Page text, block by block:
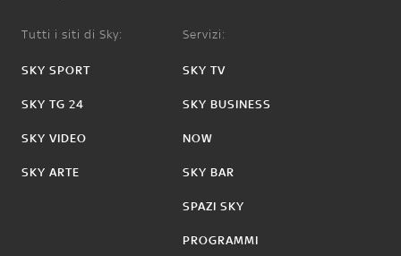
Tutti i siti di Sky:
SKY SPORT
SKY TG 24
SKY VIDEO
SKY ARTE
Servizi:
SKY TV
SKY BUSINESS
NOW
SKY BAR
SPAZI SKY
PROGRAMMI